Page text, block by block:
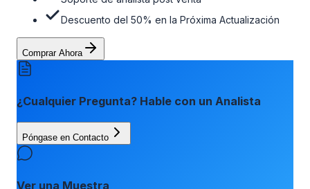
Descuento del 50% en la Próxima Actualización
Comprar Ahora
¿Cualquier Pregunta? Hable con un Analista
Póngase en Contacto
Ver una Muestra